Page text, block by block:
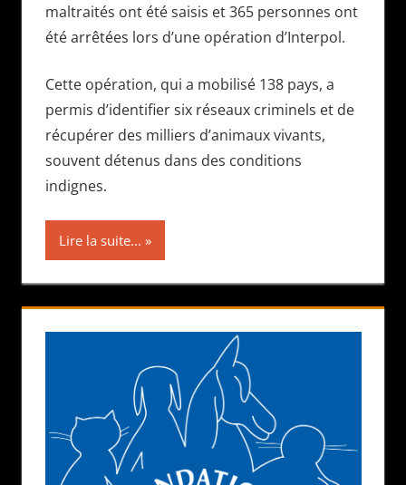
maltraités ont été saisis et 365 personnes ont
été arrêtées lors d’une opération d’Interpol.
Cette opération, qui a mobilisé 138 pays, a
permis d’identifier six réseaux criminels et de
récupérer des milliers d’animaux vivants,
souvent détenus dans des conditions
indignes.
Lire la suite...